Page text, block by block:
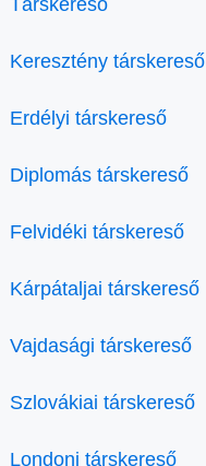
Társkereső
Keresztény társkereső
Erdélyi társkereső
Diplomás társkereső
Felvidéki társkereső
Kárpátaljai társkereső
Vajdasági társkereső
Szlovákiai társkereső
Londoni társkereső